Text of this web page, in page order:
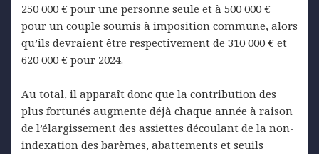
250 000 € pour une personne seule et à 500 000 €
pour un couple soumis à imposition commune, alors
qu’ils devraient être respectivement de 310 000 € et
620 000 € pour 2024.
Au total, il apparaît donc que la contribution des
plus fortunés augmente déjà chaque année à raison
de l’élargissement des assiettes découlant de la non-
indexation des barèmes, abattements et seuils